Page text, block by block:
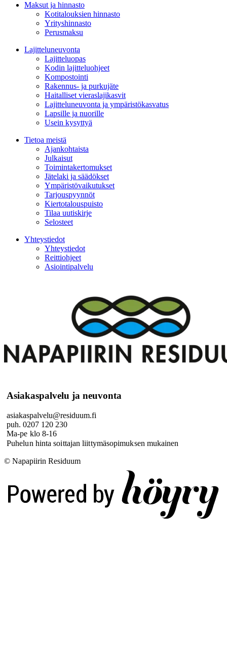
Maksut ja hinnasto
Kotitalouksien hinnasto
Yrityshinnasto
Perusmaksu
Lajitteluneuvonta
Lajitteluopas
Kodin lajitteluohjeet
Kompostointi
Rakennus- ja purkujäte
Haitalliset vieraslajikasvit
Lajitteluneuvonta ja ympäristökasvatus
Lapsille ja nuorille
Usein kysyttyä
Tietoa meistä
Ajankohtaista
Julkaisut
Toimintakertomukset
Jätelaki ja säädökset
Ympäristövaikutukset
Tarjouspyynnöt
Kiertotalouspuisto
Tilaa uutiskirje
Selosteet
Yhteystiedot
Yhteystiedot
Reittiohjeet
Asiointipalvelu
Asiakaspalvelu ja neuvonta
asiakaspalvelu@residuum.fi
puh. 0207 120 230
Ma-pe klo 8-16
Puhelun hinta soittajan liittymäsopimuksen mukainen
© Napapiirin Residuum